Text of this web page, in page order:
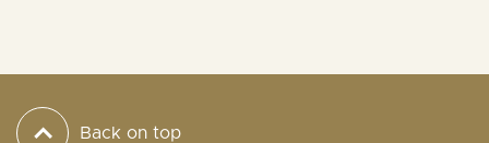
Back on top